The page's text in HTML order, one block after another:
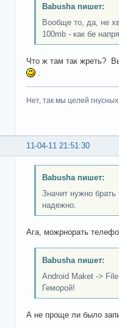
Babusha пишет:
Вообще то, да, не
100mb - как бе
Что ж там так жреть?
Нет, так мы целей
11-04-11 21:51:30
Babusha пишет:
Значит нужно
надежно.
Ага, можрнорать
Babusha пишет:
Android Maket ->
Геморой!
А не проще ли было